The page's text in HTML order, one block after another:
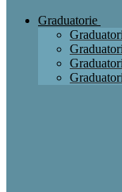
Graduatorie